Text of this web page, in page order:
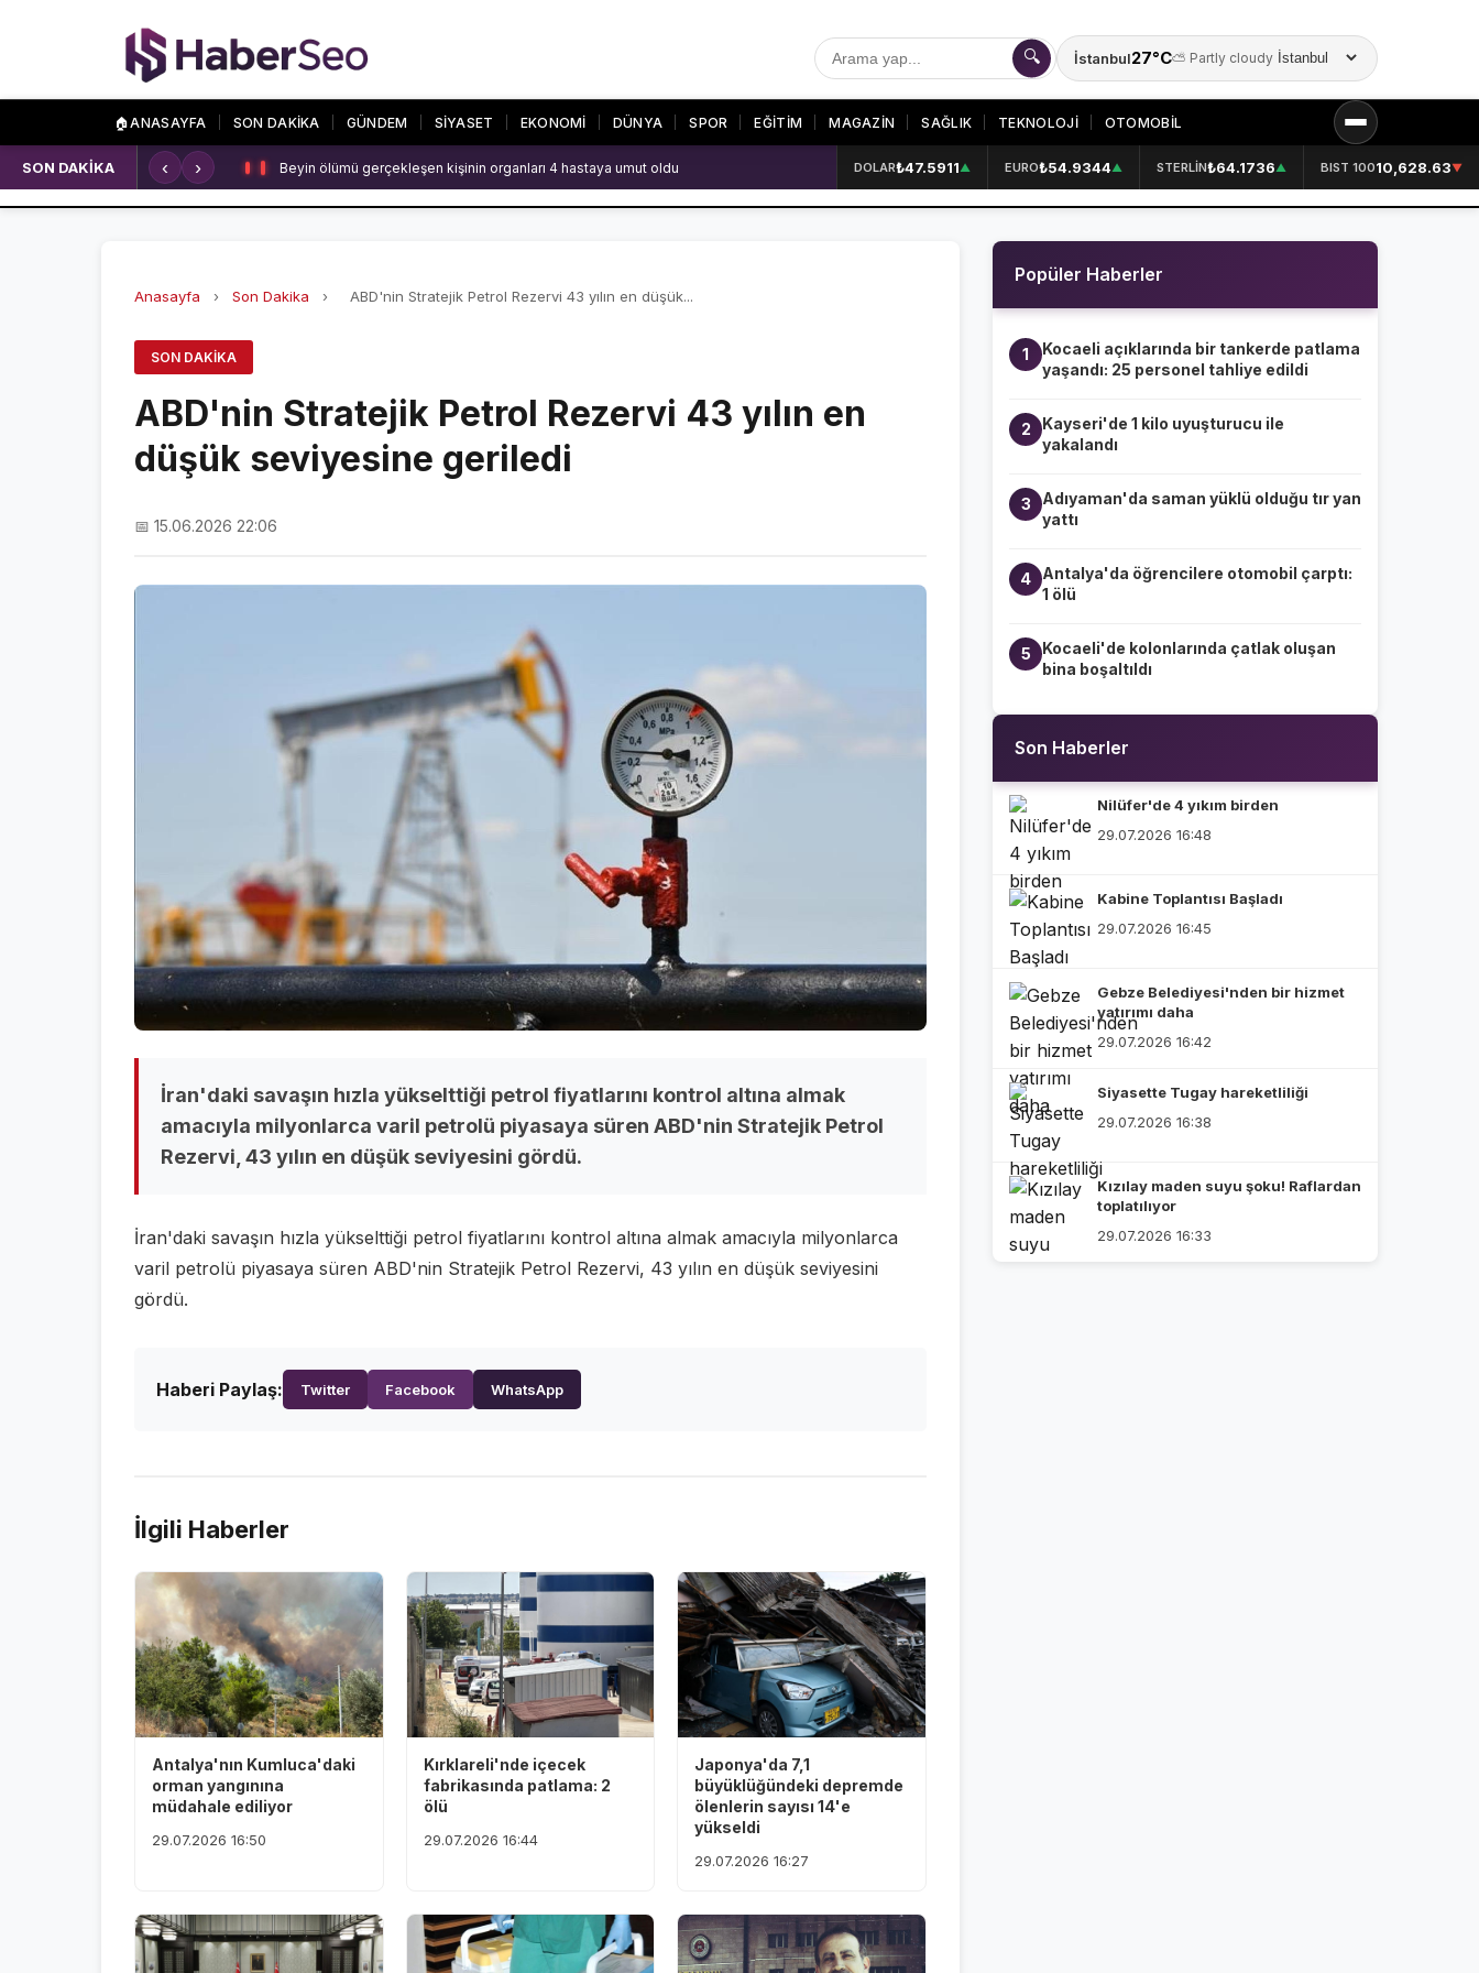
🔍 İstanbul27°C⛅ Partly cloudy
Şehir seçin
🏠ANASAYFA SON DAKİKA GÜNDEM SİYASET EKONOMİ DÜNYA SPOR EĞİTİM MAGAZİN SAĞLIK TEKNOLOJİ OTOMOBİL
SPOR
GALATASARAY
BEŞİKTAŞ
ÖZEL SAYFALAR
ASTROLOJİ
NÖBETÇİ ECZANELER
SON DAKİKA
VİDEO GALERİ
GALERİLER KURUMSAL
SON DAKİKA ‹ › Beyin ölümü gerçekleşen kişinin organları 4 hastaya umut oldu DOLAR₺47.5911▲ EURO₺54.9344▲ STERLİN₺64.1736▲ BIST 10010,628.63▼
Anasayfa › Son Dakika › ABD'nin Stratejik Petrol Rezervi 43 yılın en düşük...
SON DAKIKA
ABD'nin Stratejik Petrol Rezervi 43 yılın en
düşük seviyesine geriledi
📅 15.06.2026 22:06
İran'daki savaşın hızla yükselttiği petrol fiyatlarını kontrol altına almak
amacıyla milyonlarca varil petrolü piyasaya süren ABD'nin Stratejik Petrol
Rezervi, 43 yılın en düşük seviyesini gördü.
İran'daki savaşın hızla yükselttiği petrol fiyatlarını kontrol altına almak amacıyla milyonlarca
varil petrolü piyasaya süren ABD'nin Stratejik Petrol Rezervi, 43 yılın en düşük seviyesini
gördü.
Haberi Paylaş: Twitter Facebook WhatsApp
İlgili Haberler
Antalya'nın Kumluca'daki
orman yangınına
müdahale ediliyor
29.07.2026 16:50
Kırklareli'nde içecek
fabrikasında patlama: 2
ölü
29.07.2026 16:44
Japonya'da 7,1
büyüklüğündeki depremde
ölenlerin sayısı 14'e
yükseldi
29.07.2026 16:27
Popüler Haberler
1
Kocaeli açıklarında bir tankerde patlama
yaşandı: 25 personel tahliye edildi
2
Kayseri'de 1 kilo uyuşturucu ile
yakalandı
3
Adıyaman'da saman yüklü olduğu tır yan
yattı
4
Antalya'da öğrencilere otomobil çarptı:
1 ölü
5
Kocaeli'de kolonlarında çatlak oluşan
bina boşaltıldı
Son Haberler
Nilüfer'de 4 yıkım birden
29.07.2026 16:48
Kabine Toplantısı Başladı
29.07.2026 16:45
Gebze Belediyesi'nden bir hizmet
yatırımı daha
29.07.2026 16:42
Siyasette Tugay hareketliliği
29.07.2026 16:38
Kızılay maden suyu şoku! Raflardan
toplatılıyor
29.07.2026 16:33